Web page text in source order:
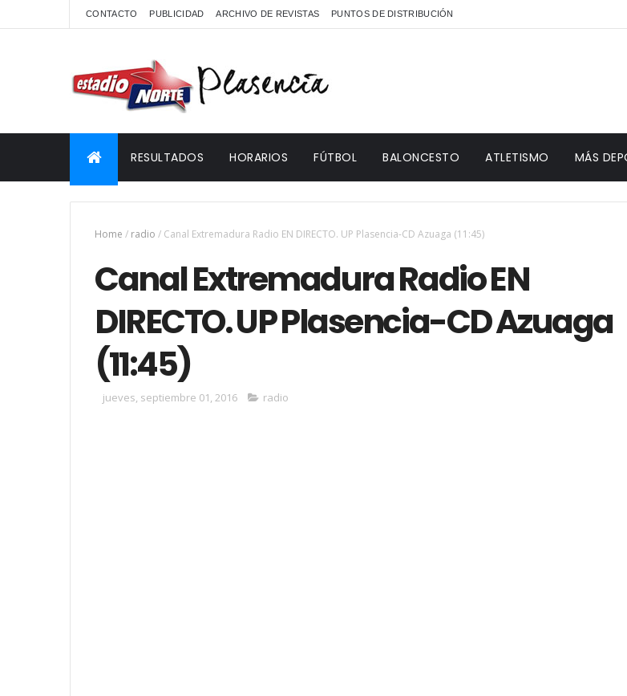
CONTACTO PUBLICIDAD ARCHIVO DE REVISTAS PUNTOS DE DISTRIBUCIÓN
RESULTADOS HORARIOS FÚTBOL BALONCESTO ATLETISMO MÁS
Home / radio / Canal Extremadura Radio EN DIRECTO. UP Plasencia-CD Azuaga (11:45)
Canal Extremadura Radio EN
DIRECTO. UP Plasencia-CD Azuaga
(11:45)
jueves, septiembre 01, 2016 radio